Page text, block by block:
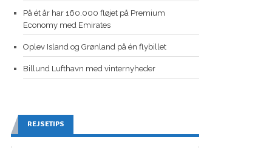
På ét år har 160.000 fløjet på Premium
Economy med Emirates
Oplev Island og Grønland på én flybillet
Billund Lufthavn med vinternyheder
REJSETIPS